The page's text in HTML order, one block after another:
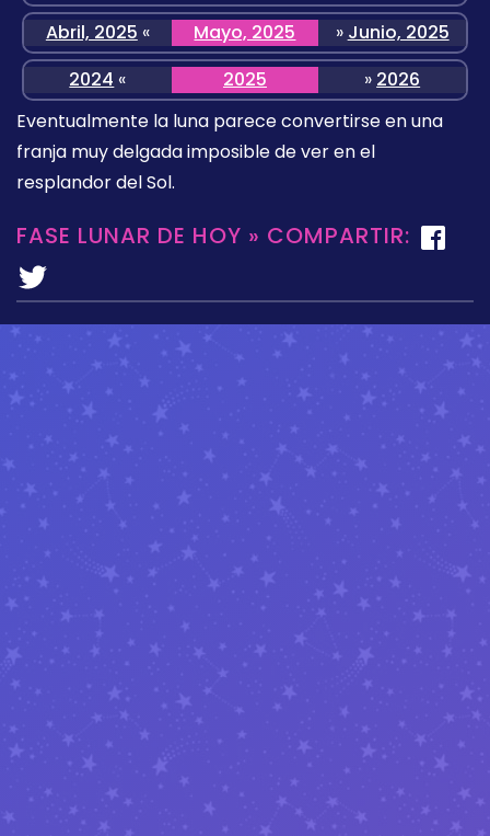
Abril, 2025 « Mayo, 2025 » Junio, 2025
2024 « 2025 » 2026
Eventualmente la luna parece convertirse en una
franja muy delgada imposible de ver en el
resplandor del Sol.
FASE LUNAR DE HOY » COMPARTIR: